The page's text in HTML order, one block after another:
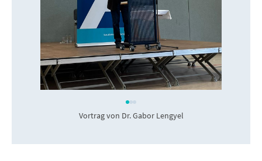
Vortrag von Dr. Gabor Lengyel